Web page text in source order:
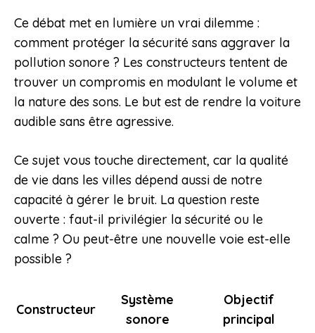
Ce débat met en lumière un vrai dilemme :
comment protéger la sécurité sans aggraver la
pollution sonore ? Les constructeurs tentent de
trouver un compromis en modulant le volume et
la nature des sons. Le but est de rendre la voiture
audible sans être agressive.
Ce sujet vous touche directement, car la qualité
de vie dans les villes dépend aussi de notre
capacité à gérer le bruit. La question reste
ouverte : faut-il privilégier la sécurité ou le
calme ? Ou peut-être une nouvelle voie est-elle
possible ?
Constructeur
Système
sonore
Objectif
principal